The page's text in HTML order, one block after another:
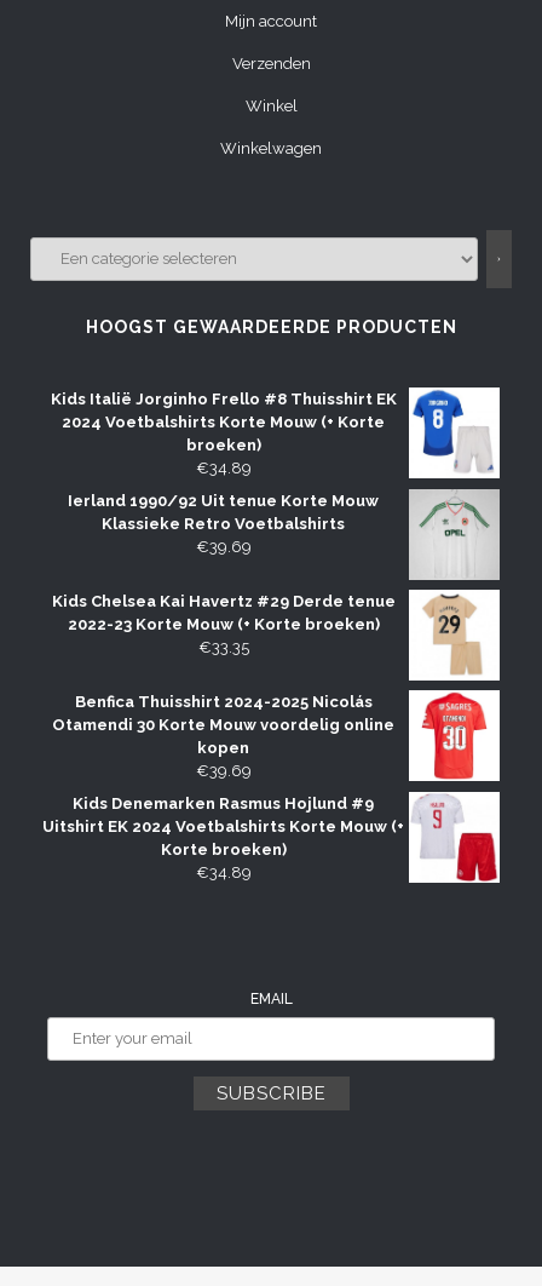
Mijn account
Verzenden
Winkel
Winkelwagen
EEN
CATEGORIE
SELECTEREN
HOOGST GEWAARDEERDE PRODUCTEN
Kids Italië Jorginho Frello #8 Thuisshirt EK
2024 Voetbalshirts Korte Mouw (+ Korte
broeken)
€34.89
Ierland 1990/92 Uit tenue Korte Mouw
Klassieke Retro Voetbalshirts
€39.69
Kids Chelsea Kai Havertz #29 Derde tenue
2022-23 Korte Mouw (+ Korte broeken)
€33.35
Benfica Thuisshirt 2024-2025 Nicolás
Otamendi 30 Korte Mouw voordelig online
kopen
€39.69
Kids Denemarken Rasmus Hojlund #9
Uitshirt EK 2024 Voetbalshirts Korte Mouw (+
Korte broeken)
€34.89
EMAIL